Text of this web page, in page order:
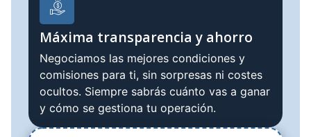
Máxima transparencia y ahorro
Negociamos las mejores condiciones y
comisiones para ti, sin sorpresas ni costes
ocultos. Siempre sabrás cuánto vas a ganar
y cómo se gestiona tu operación.